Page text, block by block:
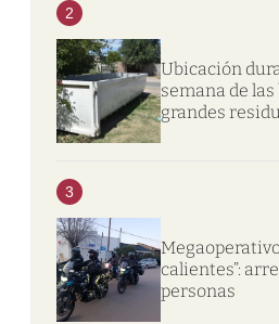
2
Ubicación
semana de
grandes
3
calientes”:
personas